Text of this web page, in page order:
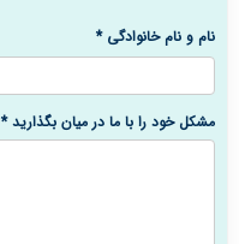
نام و نام خانوادگی*
مشکل خود را با ما در میان بگذارید*